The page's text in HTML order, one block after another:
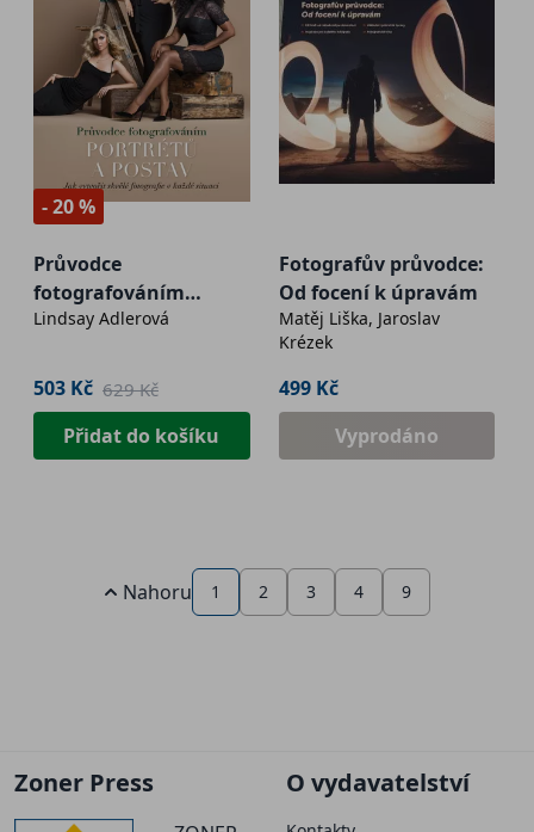
- 20 %
Průvodce
fotografováním
portrétů a postav
Lindsay Adlerová
503 Kč 629 Kč
Přidat do košíku
Fotografův průvodce:
Od focení k úpravám
Matěj Liška, Jaroslav
Krézek
499 Kč
Vyprodáno
Nahoru 1 2 3 4 9
Zoner Press O vydavatelství